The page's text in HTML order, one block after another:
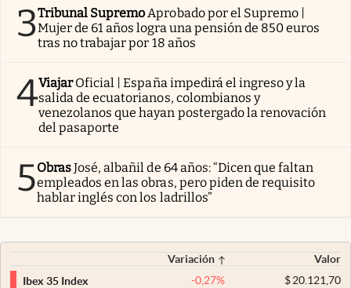
3Tribunal SupremoAprobado por el Supremo |
Mujer de 61 años logra una pensión de 850 euros
tras no trabajar por 18 años
4Viajar Oficial | España impedirá el ingreso y la
salida de ecuatorianos, colombianos y
venezolanos que hayan postergado la renovación
del pasaporte
5ObrasJosé, albañil de 64 años: “Dicen que faltan
empleados en las obras, pero piden de requisito
hablar inglés con los ladrillos”
Variación
Valor
Ibex 35 Index
-0,27% $20.121,70